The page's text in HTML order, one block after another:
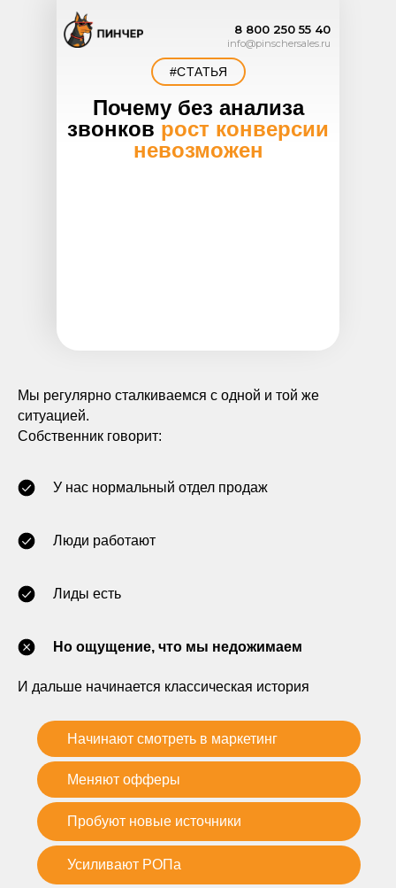
Почему без анализа
звонков рост конверсии
невозможен
8 800 250 55 40
info@pinschersales.ru
#СТАТЬЯ
Мы регулярно сталкиваемся с одной и той же
ситуацией.
Собственник говорит:
У нас нормальный отдел продаж
Люди работают
Лиды есть
Но ощущение, что мы недожимаем
И дальше начинается классическая история
Пробуют новые источники
Усиливают РОПа
Меняют офферы
Начинают смотреть в маркетинг